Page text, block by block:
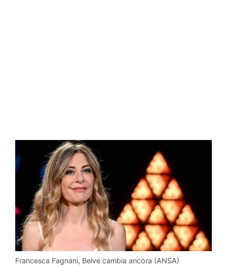
Francesca Fagnani, Belve cambia ancora (ANSA)